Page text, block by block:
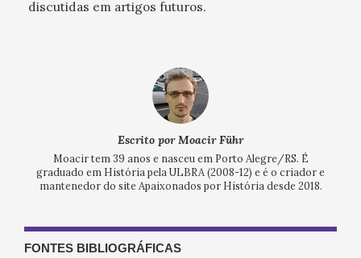
discutidas em artigos futuros.
Escrito por Moacir Führ
Moacir tem 39 anos e nasceu em Porto Alegre/RS. É
graduado em História pela ULBRA (2008-12) e é o criador e
mantenedor do site Apaixonados por História desde 2018.
FONTES BIBLIOGRÁFICAS